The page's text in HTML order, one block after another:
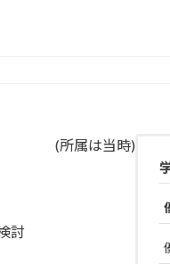
(所属は当時)
討